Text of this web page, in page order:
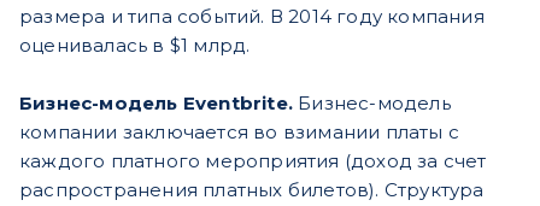
размера и типа событий. В 2014 году компания
оценивалась в $1 млрд.
Бизнес-модель Eventbrite. Бизнес-модель
компании заключается во взимании платы с
каждого платного мероприятия (доход за счет
распространения платных билетов). Структура